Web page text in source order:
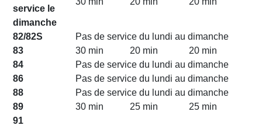
service le
dimanche
82/82S
Pas de service du lundi au dimanche
83
30 min 20 min
20 min
84
Pas de service du lundi au dimanche
86
Pas de service du lundi au dimanche
88
Pas de service du lundi au dimanche
89
30 min 25 min
25 min
91